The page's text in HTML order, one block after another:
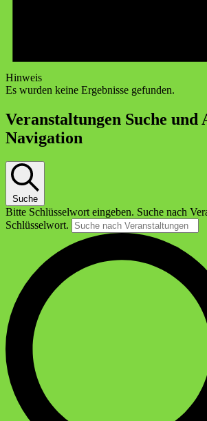
Hinweis
Es wurden keine Ergebnisse gefunden.
Veranstaltungen Suche und
Navigation
Suche
Bitte Schlüsselwort eingeben. Suche nach
Schlüsselwort.